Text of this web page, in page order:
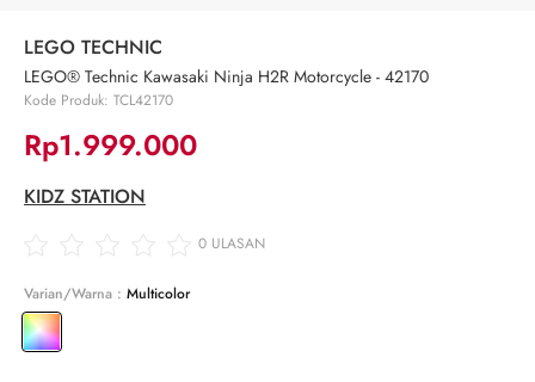
LEGO TECHNIC
LEGO® Technic Kawasaki Ninja H2R Motorcycle - 42170
Kode Produk: TCL42170
Rp1.999.000
KIDZ STATION
0 ULASAN
Varian/Warna : Multicolor